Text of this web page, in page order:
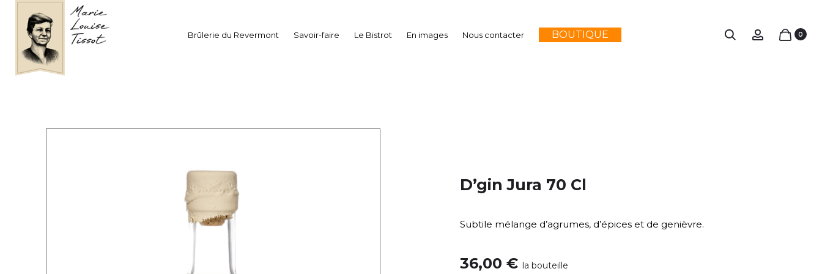
Brûlerie du Revermont Savoir-faire Le Bistrot En images Nous contacter BOUTIQUE Search Account
0
D’gin Jura 70 Cl
Subtile mélange d’agrumes, d’épices et de genièvre.
36,00 € la bouteille